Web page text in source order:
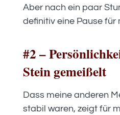
Aber nach ein paar
definitiv eine Pause für
#2 –
Stein gemeißelt
Dass meine anderen
stabil waren, zeigt für